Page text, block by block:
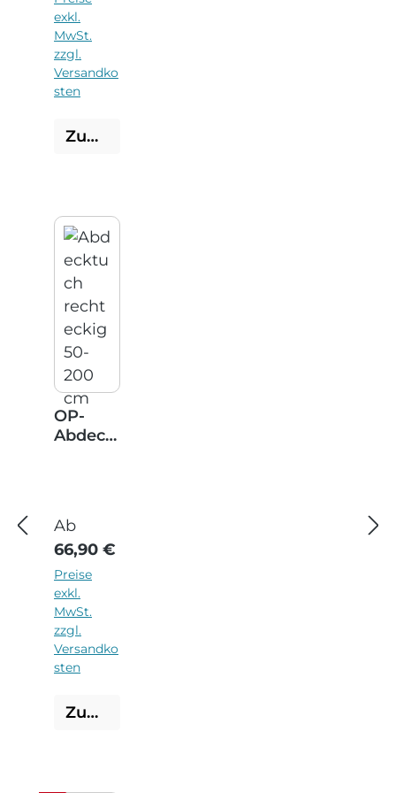
exkl.
MwSt.
zzgl.
Versandko
sten
Zum Produkt
OP-
Abdeck
Regulärer Preis:
Ab
66,90 €
Preise
exkl.
MwSt.
zzgl.
Versandko
sten
Zum Produkt